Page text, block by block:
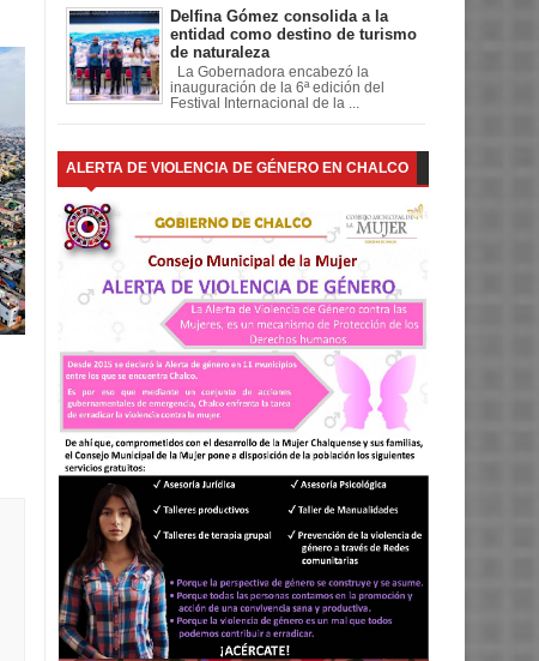
Delfina Gómez consolida a la
entidad como destino de turismo
de naturaleza
La Gobernadora encabezó la
inauguración de la 6ª edición del
Festival Internacional de la ...
ALERTA DE VIOLENCIA DE GÉNERO EN CHALCO